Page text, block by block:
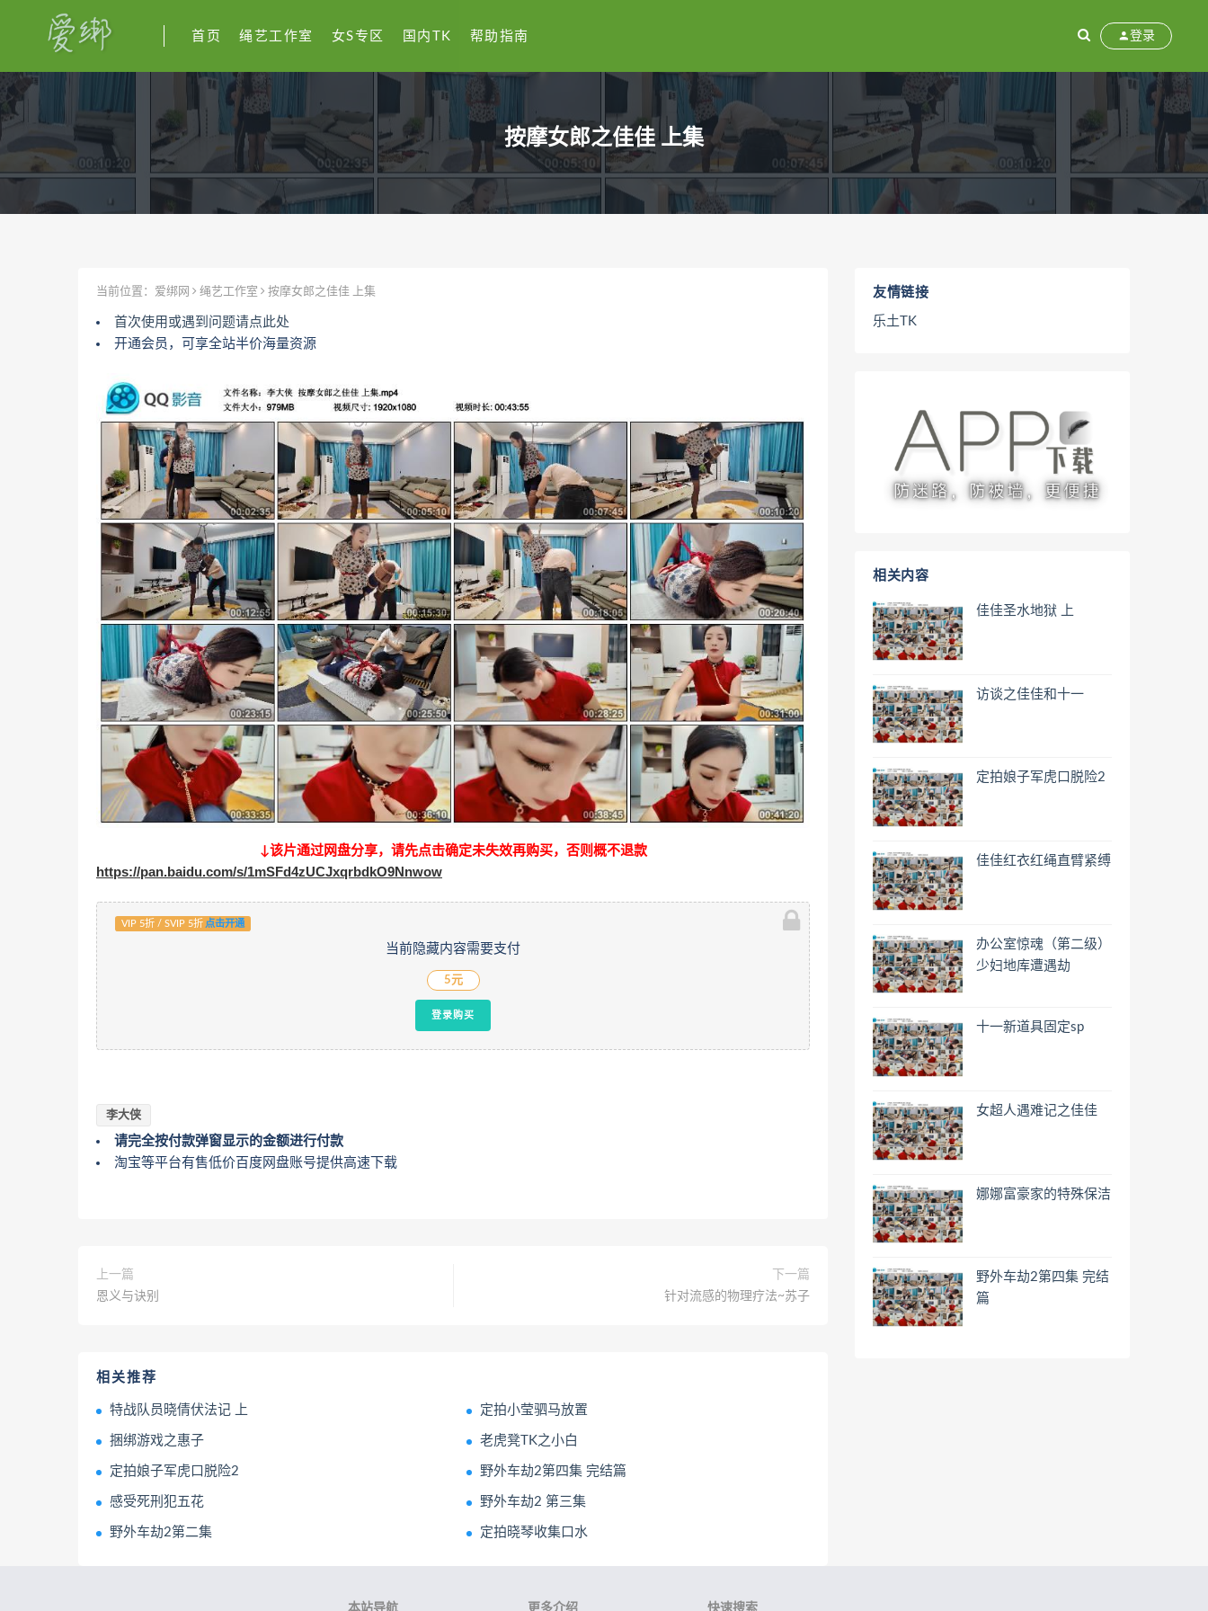
首页 绳艺工作室 女S专区 国内TK 帮助指南 登录
按摩女郎之佳佳 上集
当前位置： 爱绑网 绳艺工作室 按摩女郎之佳佳 上集
首次使用或遇到问题请点此处
开通会员，可享全站半价海量资源
↓该片通过网盘分享，请先点击确定未失效再购买，否则概不退款
https://pan.baidu.com/s/1mSFd4zUCJxqrbdkO9Nnwow
VIP 5折 / SVIP 5折 点击开通
当前隐藏内容需要支付
5元
登录购买
李大侠
请完全按付款弹窗显示的金额进行付款
淘宝等平台有售低价百度网盘账号提供高速下载
上一篇
恩义与诀别
下一篇
针对流感的物理疗法~苏子
相关推荐
特战队员晓倩伏法记 上 定拍小莹驷马放置
捆绑游戏之惠子 老虎凳TK之小白
定拍娘子军虎口脱险2 野外车劫2第四集 完结篇
感受死刑犯五花 野外车劫2 第三集
野外车劫2第二集 定拍晓琴收集口水
友情链接
乐土TK
相关内容
佳佳圣水地狱 上
访谈之佳佳和十一
定拍娘子军虎口脱险2
佳佳红衣红绳直臂紧缚
办公室惊魂（第二级）
少妇地库遭遇劫
十一新道具固定sp
女超人遇难记之佳佳
娜娜富豪家的特殊保洁
野外车劫2第四集 完结
篇